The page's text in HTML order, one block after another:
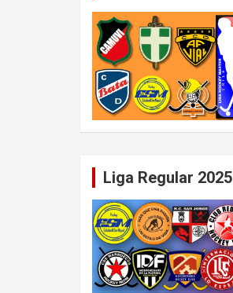
Liga Regular 2025